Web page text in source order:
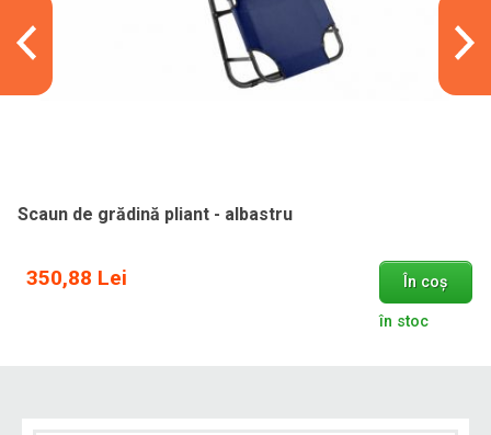
Scaun de grădină pliant - albastru
350,88 Lei În coș
în stoc